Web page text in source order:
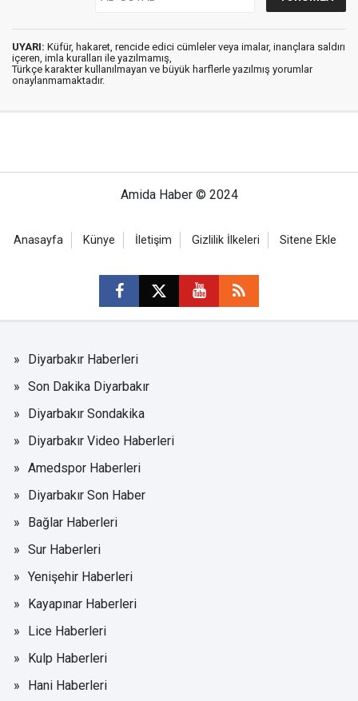
UYARI: Küfür, hakaret, rencide edici cümleler veya imalar, inançlara saldırı
içeren, imla kuralları ile yazılmamış,
Türkçe karakter kullanılmayan ve büyük harflerle yazılmış yorumlar
onaylanmamaktadır.
Amida Haber © 2024
Anasayfa Künye İletişim Gizlilik İlkeleri Sitene Ekle
Diyarbakır Haberleri
Son Dakika Diyarbakır
Diyarbakır Sondakika
Diyarbakır Video Haberleri
Amedspor Haberleri
Diyarbakır Son Haber
Bağlar Haberleri
Sur Haberleri
Yenişehir Haberleri
Kayapınar Haberleri
Lice Haberleri
Kulp Haberleri
Hani Haberleri